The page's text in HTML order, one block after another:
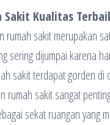
Sakit Kualitas
rumah sakit merupakan
sering dijumpai karena
sakit terdapat gorden di
rumah sakit sangat
sekat ruangan yang